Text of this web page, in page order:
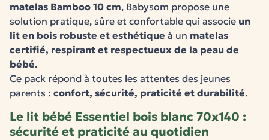
matelas Bamboo 10 cm, Babysom propose une
solution pratique, sûre et confortable qui associe un
lit en bois robuste et esthétique à un matelas
certifié, respirant et respectueux de la peau de
bébé.
Ce pack répond à toutes les attentes des jeunes
parents : confort, sécurité, praticité et durabilité.
Le lit bébé Essentiel bois blanc 70x140 :
sécurité et praticité au quotidien